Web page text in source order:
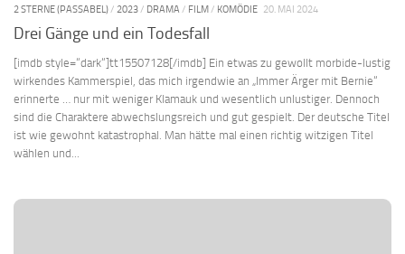
2 STERNE (PASSABEL)/ 2023/ DRAMA / FILM/ KOMÖDIE 20. MAI 2024
Drei Gänge und ein Todesfall
[imdb style=“dark“]tt15507128[/imdb] Ein etwas zu gewollt morbide-lustig
wirkendes Kammerspiel, das mich irgendwie an „Immer Ärger mit Bernie“
erinnerte … nur mit weniger Klamauk und wesentlich unlustiger. Dennoch
sind die Charaktere abwechslungsreich und gut gespielt. Der deutsche Titel
ist wie gewohnt katastrophal. Man hätte mal einen richtig witzigen Titel
wählen und...